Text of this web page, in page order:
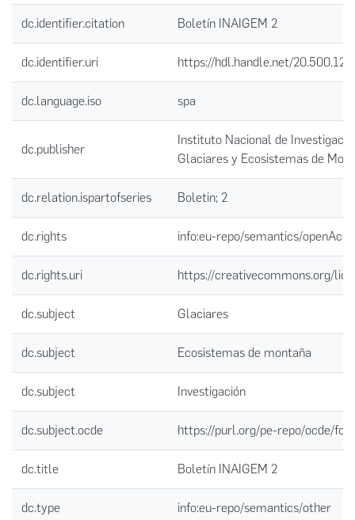
dc.identifier.citation Boletín INAIGEM 2
dc.identifier.uri https://hdl.handle.net/
dc.language.iso spa
dc.publisher
Instituto Nacional de
Glaciares y Ecosistemas de
dc.relation.ispartofseries Boletin; 2
dc.rights info:eu-repo/semantics/
dc.rights.uri https://creativecommons.org/
dc.subject Glaciares
dc.subject Ecosistemas de montaña
dc.subject Investigación
dc.subject.ocde https://purl.org/pe-repo/ocde/
dc.title Boletín INAIGEM 2
dc.type info:eu-repo/semantics/other